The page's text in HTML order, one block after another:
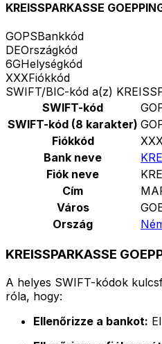
KREISSPARKASSE
GOPSBankkód
DEOrszágkód
6GHelységkód
XXXFiókkód
SWIFT/BIC-kód a(z)
SWIFT-kód
SWIFT-kód (8 karakter)
Fiókkód
Bank neve
Fiók neve
Cím
Város
Ország
KREISSPARKASSE
A helyes SWIFT-kódok
róla, hogy:
Ellenőrizze a bankot: